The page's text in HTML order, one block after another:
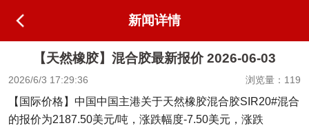
新闻详情
【天然橡胶】混合胶最新报价 2026-06-03
2026/6/3 17:29:36 浏览量：119
【国际价格】中国中国主港关于天然橡胶混合胶SIR20#混合
的报价为2187.50美元/吨，涨跌幅度-7.50美元，涨跌